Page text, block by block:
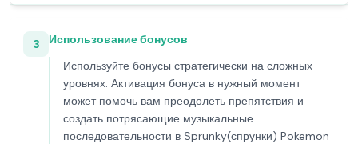
3
Использование бонусов
Используйте бонусы стратегически на сложных
уровнях. Активация бонуса в нужный момент
может помочь вам преодолеть препятствия и
создать потрясающие музыкальные
последовательности в Sprunky(спрунки) Pokemon